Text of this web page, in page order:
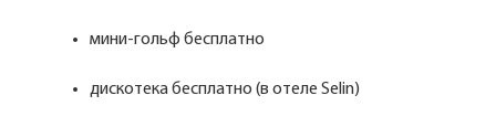
мини-гольф бесплатно
дискотека бесплатно (в отеле Selin)